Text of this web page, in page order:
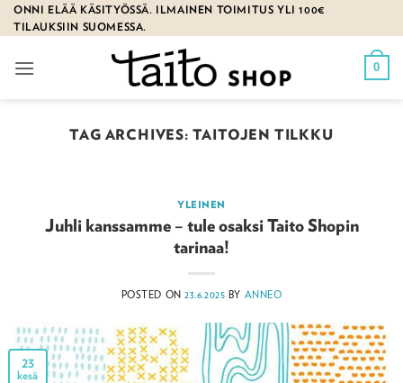
Skip
to
ONNI ELÄÄ KÄSITYÖSSÄ. ILMAINEN TOIMITUS YLI 100€
TILAUKSIIN SUOMESSA.
0
TAG ARCHIVES: TAITOJEN TILKKU
YLEINEN
Juhli kanssamme – tule osaksi Taito Shopin
tarinaa!
POSTED ON23.6.2025 BY ANNEO
23
kesä